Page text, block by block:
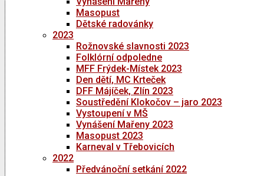
Masopust
Dětské radovánky
2023
Rožnovské slavnosti 2023
Folklórní odpoledne
MFF Frýdek-Místek 2023
Den dětí, MC Krteček
DFF Májíček, Zlín 2023
Soustředění Klokočov – jaro 2023
Vystoupení v MŠ
Vynášení Mařeny 2023
Masopust 2023
Karneval v Třebovicích
2022
Předvánoční setkání 2022